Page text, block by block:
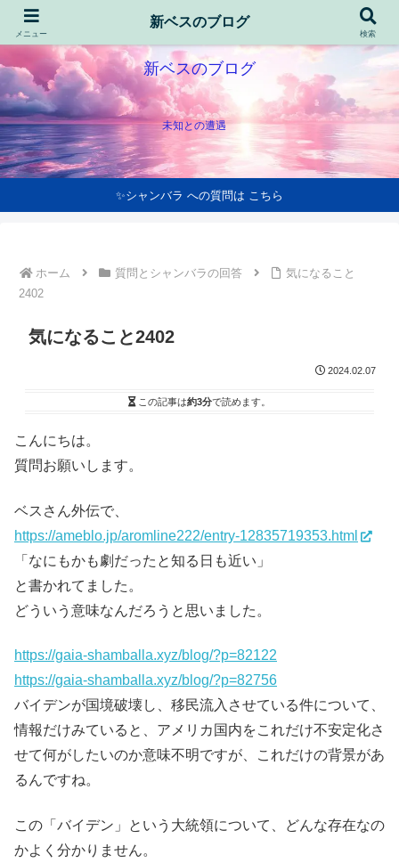
新ベスのブログ
未知との遭遇
✨シャンバラ への質問は こちら
ホーム 質問とシャンバラの回答
気になること
2402
気になること2402
2024.02.07
この記事は約3分で読めます。
こんにちは。
質問お願いします。
ベスさん外伝で、
https://ameblo.jp/aromline222/entry-12835719353.html
「なにもかも劇だったと知る日も近い」
と書かれてました。
どういう意味なんだろうと思いました。
https://gaia-shamballa.xyz/blog/?p=82122
https://gaia-shamballa.xyz/blog/?p=82756
バイデンが国境破壊し、移民流入させている件について、
情報だけみていると、アメリカ国内をこれだけ不安定化さ
せて何がしたいのか意味不明ですが、これだけの背景があ
るんですね。
この「バイデン」という大統領について、どんな存在なの
かよく分かりません。
メニュー
新ベスのブログ
検索